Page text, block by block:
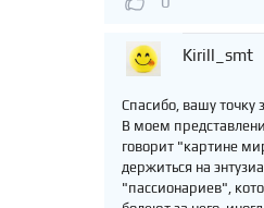
Kirill_smt
Спасибо, вашу точку
В моем
говорит "картине
держиться на
"пассионариев",